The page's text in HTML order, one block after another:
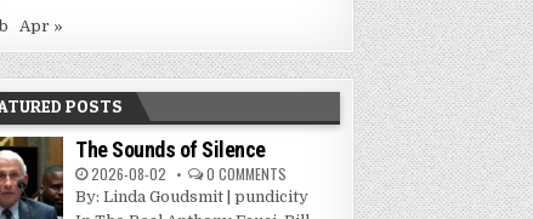
Apr »
POSTS
The Sounds of Silence
2026-08-02 0 COMMENTS
By: Linda Goudsmit | pundicity